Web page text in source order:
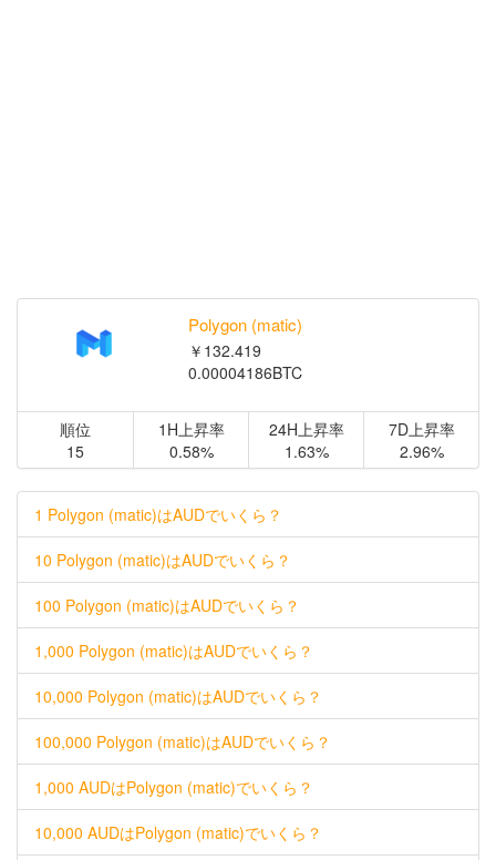
Polygon (matic)
￥132.419
0.00004186BTC
順位
15
1H上昇率
0.58%
24H上昇率
1.63%
7D上昇率
2.96%
1 Polygon (matic)はAUDでいくら？
10 Polygon (matic)はAUDでいくら？
100 Polygon (matic)はAUDでいくら？
1,000 Polygon (matic)はAUDでいくら？
10,000 Polygon (matic)はAUDでいくら？
100,000 Polygon (matic)はAUDでいくら？
1,000 AUDはPolygon (matic)でいくら？
10,000 AUDはPolygon (matic)でいくら？